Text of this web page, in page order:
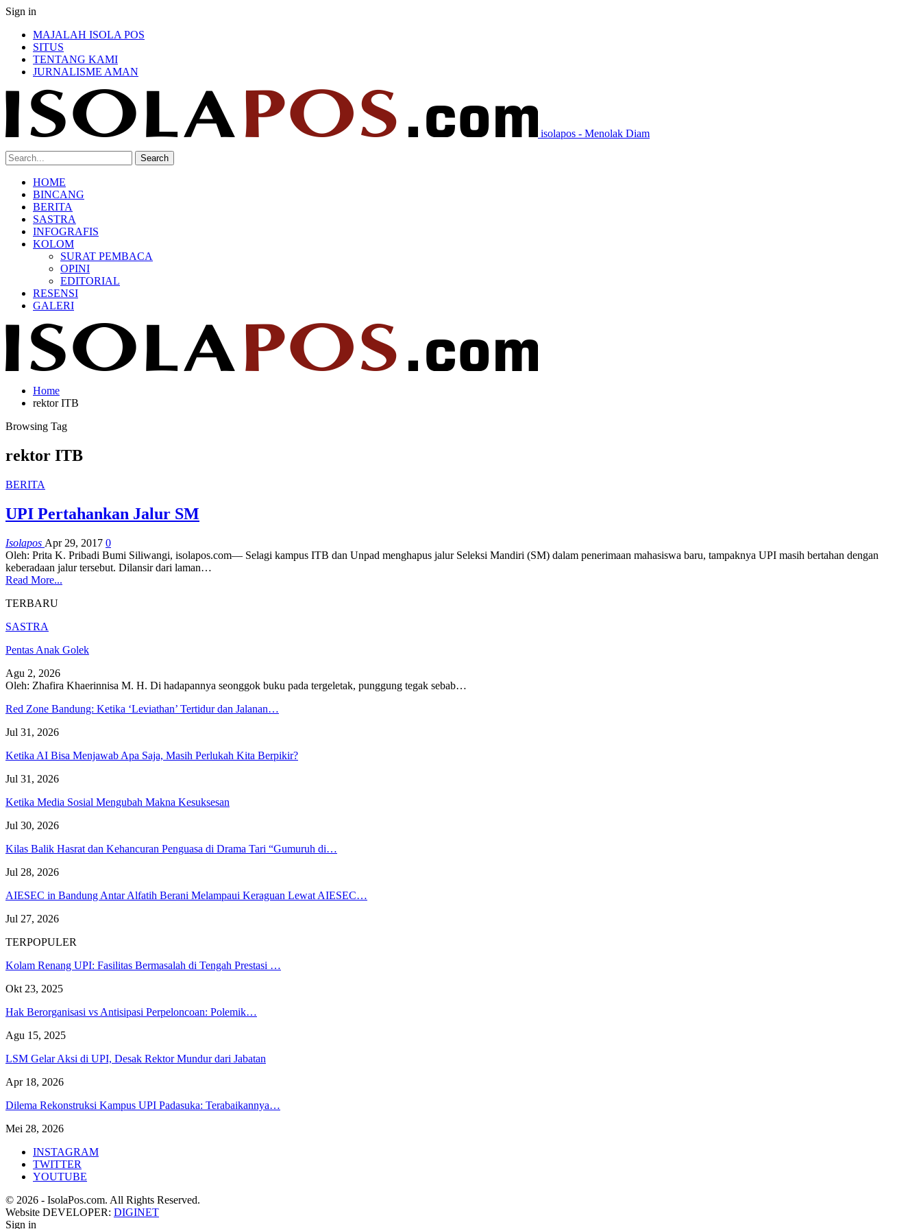
Sign in
MAJALAH ISOLA POS
SITUS
TENTANG KAMI
JURNALISME AMAN
isolapos - Menolak Diam
HOME
BINCANG
BERITA
SASTRA
INFOGRAFIS
KOLOM
SURAT PEMBACA
OPINI
EDITORIAL
RESENSI
GALERI
Home
rektor ITB
Browsing Tag
rektor ITB
BERITA
UPI Pertahankan Jalur SM
Isolapos Apr 29, 2017 0
Oleh: Prita K. Pribadi Bumi Siliwangi, isolapos.com— Selagi kampus ITB dan Unpad menghapus jalur Seleksi Mandiri (SM) dalam penerimaan mahasiswa baru, tampaknya UPI masih bertahan dengan
keberadaan jalur tersebut. Dilansir dari laman…
Read More...
TERBARU
SASTRA
Pentas Anak Golek
Agu 2, 2026
Oleh: Zhafira Khaerinnisa M. H. Di hadapannya seonggok buku pada tergeletak, punggung tegak sebab…
Red Zone Bandung: Ketika ‘Leviathan’ Tertidur dan Jalanan…
Jul 31, 2026
Ketika AI Bisa Menjawab Apa Saja, Masih Perlukah Kita Berpikir?
Jul 31, 2026
Ketika Media Sosial Mengubah Makna Kesuksesan
Jul 30, 2026
Kilas Balik Hasrat dan Kehancuran Penguasa di Drama Tari “Gumuruh di…
Jul 28, 2026
AIESEC in Bandung Antar Alfatih Berani Melampaui Keraguan Lewat AIESEC…
Jul 27, 2026
TERPOPULER
Kolam Renang UPI: Fasilitas Bermasalah di Tengah Prestasi …
Okt 23, 2025
Hak Berorganisasi vs Antisipasi Perpeloncoan: Polemik…
Agu 15, 2025
LSM Gelar Aksi di UPI, Desak Rektor Mundur dari Jabatan
Apr 18, 2026
Dilema Rekonstruksi Kampus UPI Padasuka: Terabaikannya…
Mei 28, 2026
INSTAGRAM
TWITTER
YOUTUBE
© 2026 - IsolaPos.com. All Rights Reserved.
Website DEVELOPER: DIGINET
Sign in